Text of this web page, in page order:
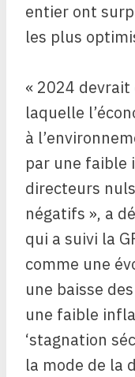
entier ont
les plus
« 2024 devrait
laquelle
à
par une faible
directeurs
négatifs », a
qui a suivi la
comme une
une baisse
une faible
‘stagnation
la mode de la